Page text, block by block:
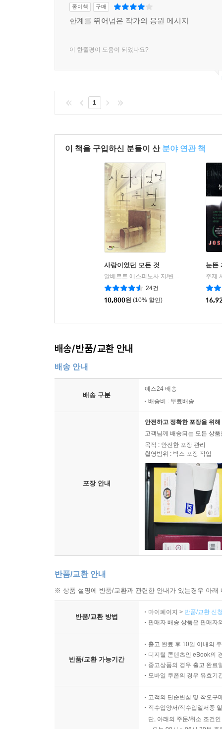
종이책 구매
한계를 뛰어넘은 작가의 응원 메시지
이 한줄평이 도움이 되었나요?
1
이 책을 구입하신 분들이 산 분야 연관 책
사랑이었던 모든 것
알베르트 에스피노사 저/변선희 역
박하
24건
10,800원 (10% 할인)
눈뜬
주제
배송/반품/교환 안내
배송 안내
배송 구분
예스24 배송
배송비 : 무료배송
포장 안내
안전하고 정확한 포장을 위
고객님께 배송되는 모든 상
목적 : 안전한 포장 관리
촬영범위 : 박스 포장 작업
반품/교환 안내
※ 상품 설명에 반품/교환과 관련한 안내가 있는경우 아
반품/교환 방법
마이페이지 > 반품/교환 신
판매자 배송 상품은 판매자
반품/교환 가능기간
출고 완료 후 10일 이내의
디지털 콘텐츠인 eBook의
중고상품의 경우 출고 완료
모바일 쿠폰의 경우 유효기
고객의 단순변심 및 착오구
직수입양서/직수입일서중
단, 아래의 주문/취소 조건